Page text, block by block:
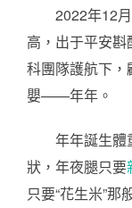
2022年12
高，出于平安
科團隊護航下，
嬰——年年。
年年誕生體
狀，年夜腿只要
只要“花生米”